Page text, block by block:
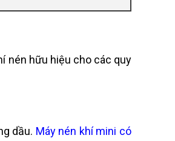
nén hữu hiệu cho các quy
dầu. Máy nén khí mini có